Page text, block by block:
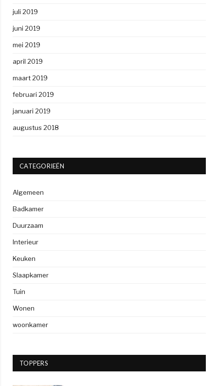
juli 2019
juni 2019
mei 2019
april 2019
maart 2019
februari 2019
januari 2019
augustus 2018
CATEGORIEËN
Algemeen
Badkamer
Duurzaam
Interieur
Keuken
Slaapkamer
Tuin
Wonen
woonkamer
TOPPERS